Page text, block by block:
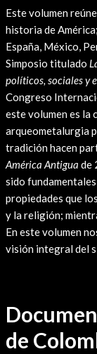
Este volumen
historia de
España, México,
Simposio titulado
políticos, sociales y
Congreso
este volumen es la
arqueometalurgia
tradición hacen
América Antigua de
sido
propiedades que
y la religión;
En este volumen
visión integral del
de